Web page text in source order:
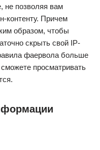
не позволяя вам
контенту. Причем
образом, чтобы
скрыть свой IP-
фаервола больше
просматривать